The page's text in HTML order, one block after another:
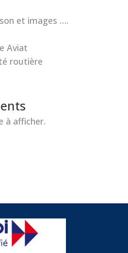
et images ….
Aviat
routière
à afficher.